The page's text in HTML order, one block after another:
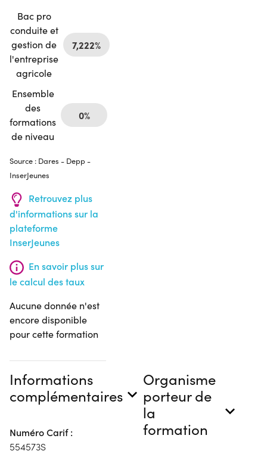
Bac pro
conduite et
gestion de
l'entreprise
agricole
7,222%
Ensemble
des
formations
de niveau
0%
Source : Dares - Depp -
InserJeunes
Retrouvez plus
d'informations sur la
plateforme
InserJeunes
En savoir plus sur
le calcul des taux
Aucune donnée n'est
encore disponible
pour cette formation
Informations
complémentaires
Numéro Carif :
554573S
Organisme
porteur de
la
formation